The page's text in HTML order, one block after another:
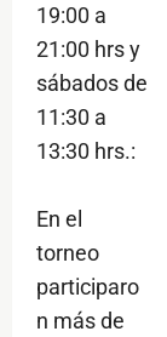
19:00 a
21:00 hrs y
sábados de
11:30 a
13:30 hrs.:
En el
torneo
participaro
n más de